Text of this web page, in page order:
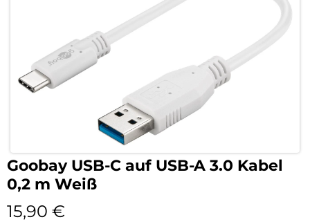
Goobay USB-C auf USB-A 3.0 Kabel
0,2 m Weiß
15,90 €